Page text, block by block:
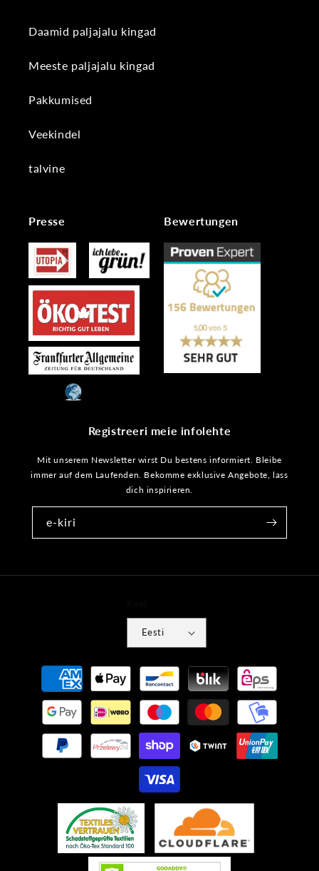
Daamid paljajalu kingad
Meeste paljajalu kingad
Pakkumised
Veekindel
talvine
Presse Bewertungen
Registreeri meie infolehte
Mit unserem Newsletter wirst Du bestens informiert. Bleibe
immer auf dem Laufenden. Bekomme exklusive Angebote, lass
dich inspirieren.
e-kiri
Eesti
Makseviisid